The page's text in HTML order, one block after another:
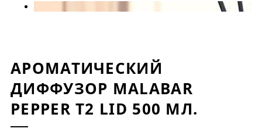
АРОМАТИЧЕСКИЙ
ДИФФУЗОР MALABAR
PEPPER T2 LID 500 МЛ.